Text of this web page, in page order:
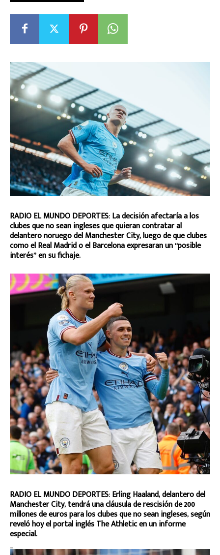
RADIO EL MUNDO DEPORTES: La decisión afectaría a los
clubes que no sean ingleses que quieran contratar al
delantero noruego del Manchester City, luego de que clubes
como el Real Madrid o el Barcelona expresaran un “posible
interés” en su fichaje.
RADIO EL MUNDO DEPORTES: Erling Haaland, delantero del
Manchester City, tendrá una cláusula de rescisión de 200
millones de euros para los clubes que no sean ingleses, según
reveló hoy el portal inglés The Athletic en un informe
especial.